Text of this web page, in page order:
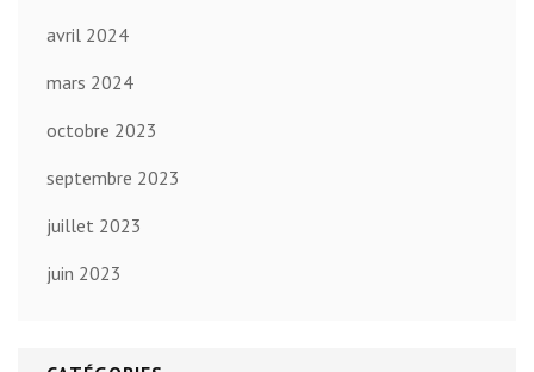
avril 2024
mars 2024
octobre 2023
septembre 2023
juillet 2023
juin 2023